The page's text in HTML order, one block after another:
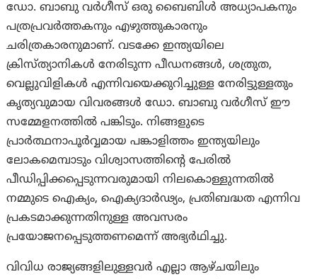
ഡോ. ബാബു വർഗീസ് ഒരു ബൈബിൾ അധ്യാപകനും
പത്രപ്രവർത്തകനും എഴുത്തുകാരനും
ചരിത്രകാരനുമാണ്. വടക്കേ ഇന്ത്യയിലെ
ക്രിസ്ത്യാനികൾ നേരിടുന്ന പീഡനങ്ങൾ, ശത്രുത,
വെല്ലുവിളികൾ എന്നിവയെക്കുറിച്ചുള്ള നേരിട്ടുള്ളതും
കൃത്യവുമായ വിവരങ്ങൾ ഡോ. ബാബു വർഗീസ് ഈ
സമ്മേളനത്തിൽ പങ്കിടും. നിങ്ങളുടെ
പ്രാർത്ഥനാപൂർവ്വമായ പങ്കാളിത്തം ഇന്ത്യയിലും
ലോകമെമ്പാടും വിശ്വാസത്തിന്റെ പേരിൽ
പീഡിപ്പിക്കപ്പെടുന്നവരുമായി നിലകൊള്ളുന്നതിൽ
നമ്മുടെ ഐക്യം, ഐക്യദാർഢ്യം, പ്രതിബദ്ധത എന്നിവ
പ്രകടമാക്കുന്നതിനുള്ള അവസരം
പ്രയോജനപ്പെടുത്തണമെന്ന് അഭ്യർഥിച്ചു.
വിവിധ രാജ്യങ്ങളിലുള്ളവർ എല്ലാ ആഴ്ചയിലും